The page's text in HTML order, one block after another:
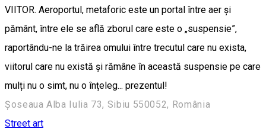
VIITOR. Aeroportul, metaforic este un portal între aer și
pământ, între ele se află zborul care este o „suspensie”,
raportându-ne la trăirea omului între trecutul care nu exista,
viitorul care nu există și rămâne în această suspensie pe care
mulți nu o simt, nu o înțeleg... prezentul!
Șoseaua Alba Iulia 73, Sibiu 550052, România
Street art